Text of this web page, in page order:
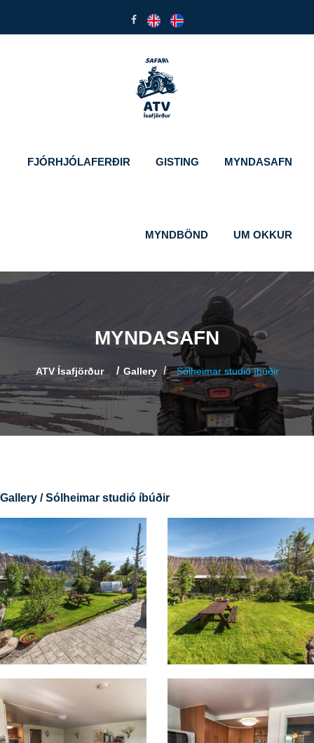
FJÓRHJÓLAFERÐIR GISTING MYNDASAFN
MYNDBÖND UM OKKUR
MYNDASAFN
ATV Ísafjörður Gallery Sólheimar studió íbúðir
Gallery / Sólheimar studió íbúðir